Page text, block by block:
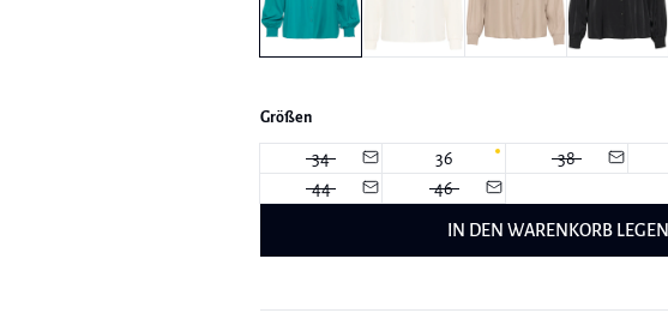
Größen
34 36 38
44
46
IN DEN WARENKORB LEGEN